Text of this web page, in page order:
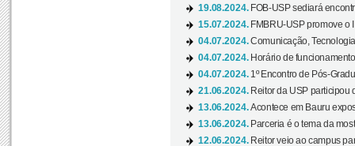
19.08.2024. FOB-USP sediará
15.07.2024. FMBRU-USP promove o
04.07.2024.Comunicação,
04.07.2024. Horário de
04.07.2024. 1º Encontro de Pós-
21.06.2024. Reitor da USP participou
13.06.2024.Acontece em Bauru
13.06.2024. Parceria é o tema da
12.06.2024. Reitor veio ao campus